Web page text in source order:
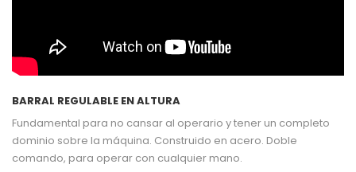
BARRAL REGULABLE EN ALTURA
Fundamental para no cansar al operario y tener un completo
dominio sobre la máquina. Construido en acero. Doble
comando, para operar con cualquier mano.